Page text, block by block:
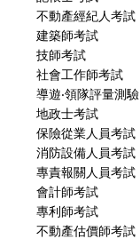
不動產經紀人考試
建築師考試
技師考試
社會工作師‍考試
導遊‧領隊評量測驗
地政士考試
保險從業人員考試
消防設備人員考試
專責報關人員考試
會計師考試
專利師考試
不動產估價師考試